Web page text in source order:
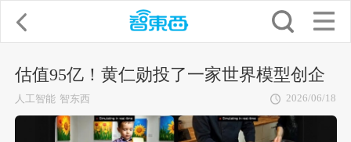
估值95亿！黄仁勋投了一家世界模型创企
人工智能 智东西 2026/06/18